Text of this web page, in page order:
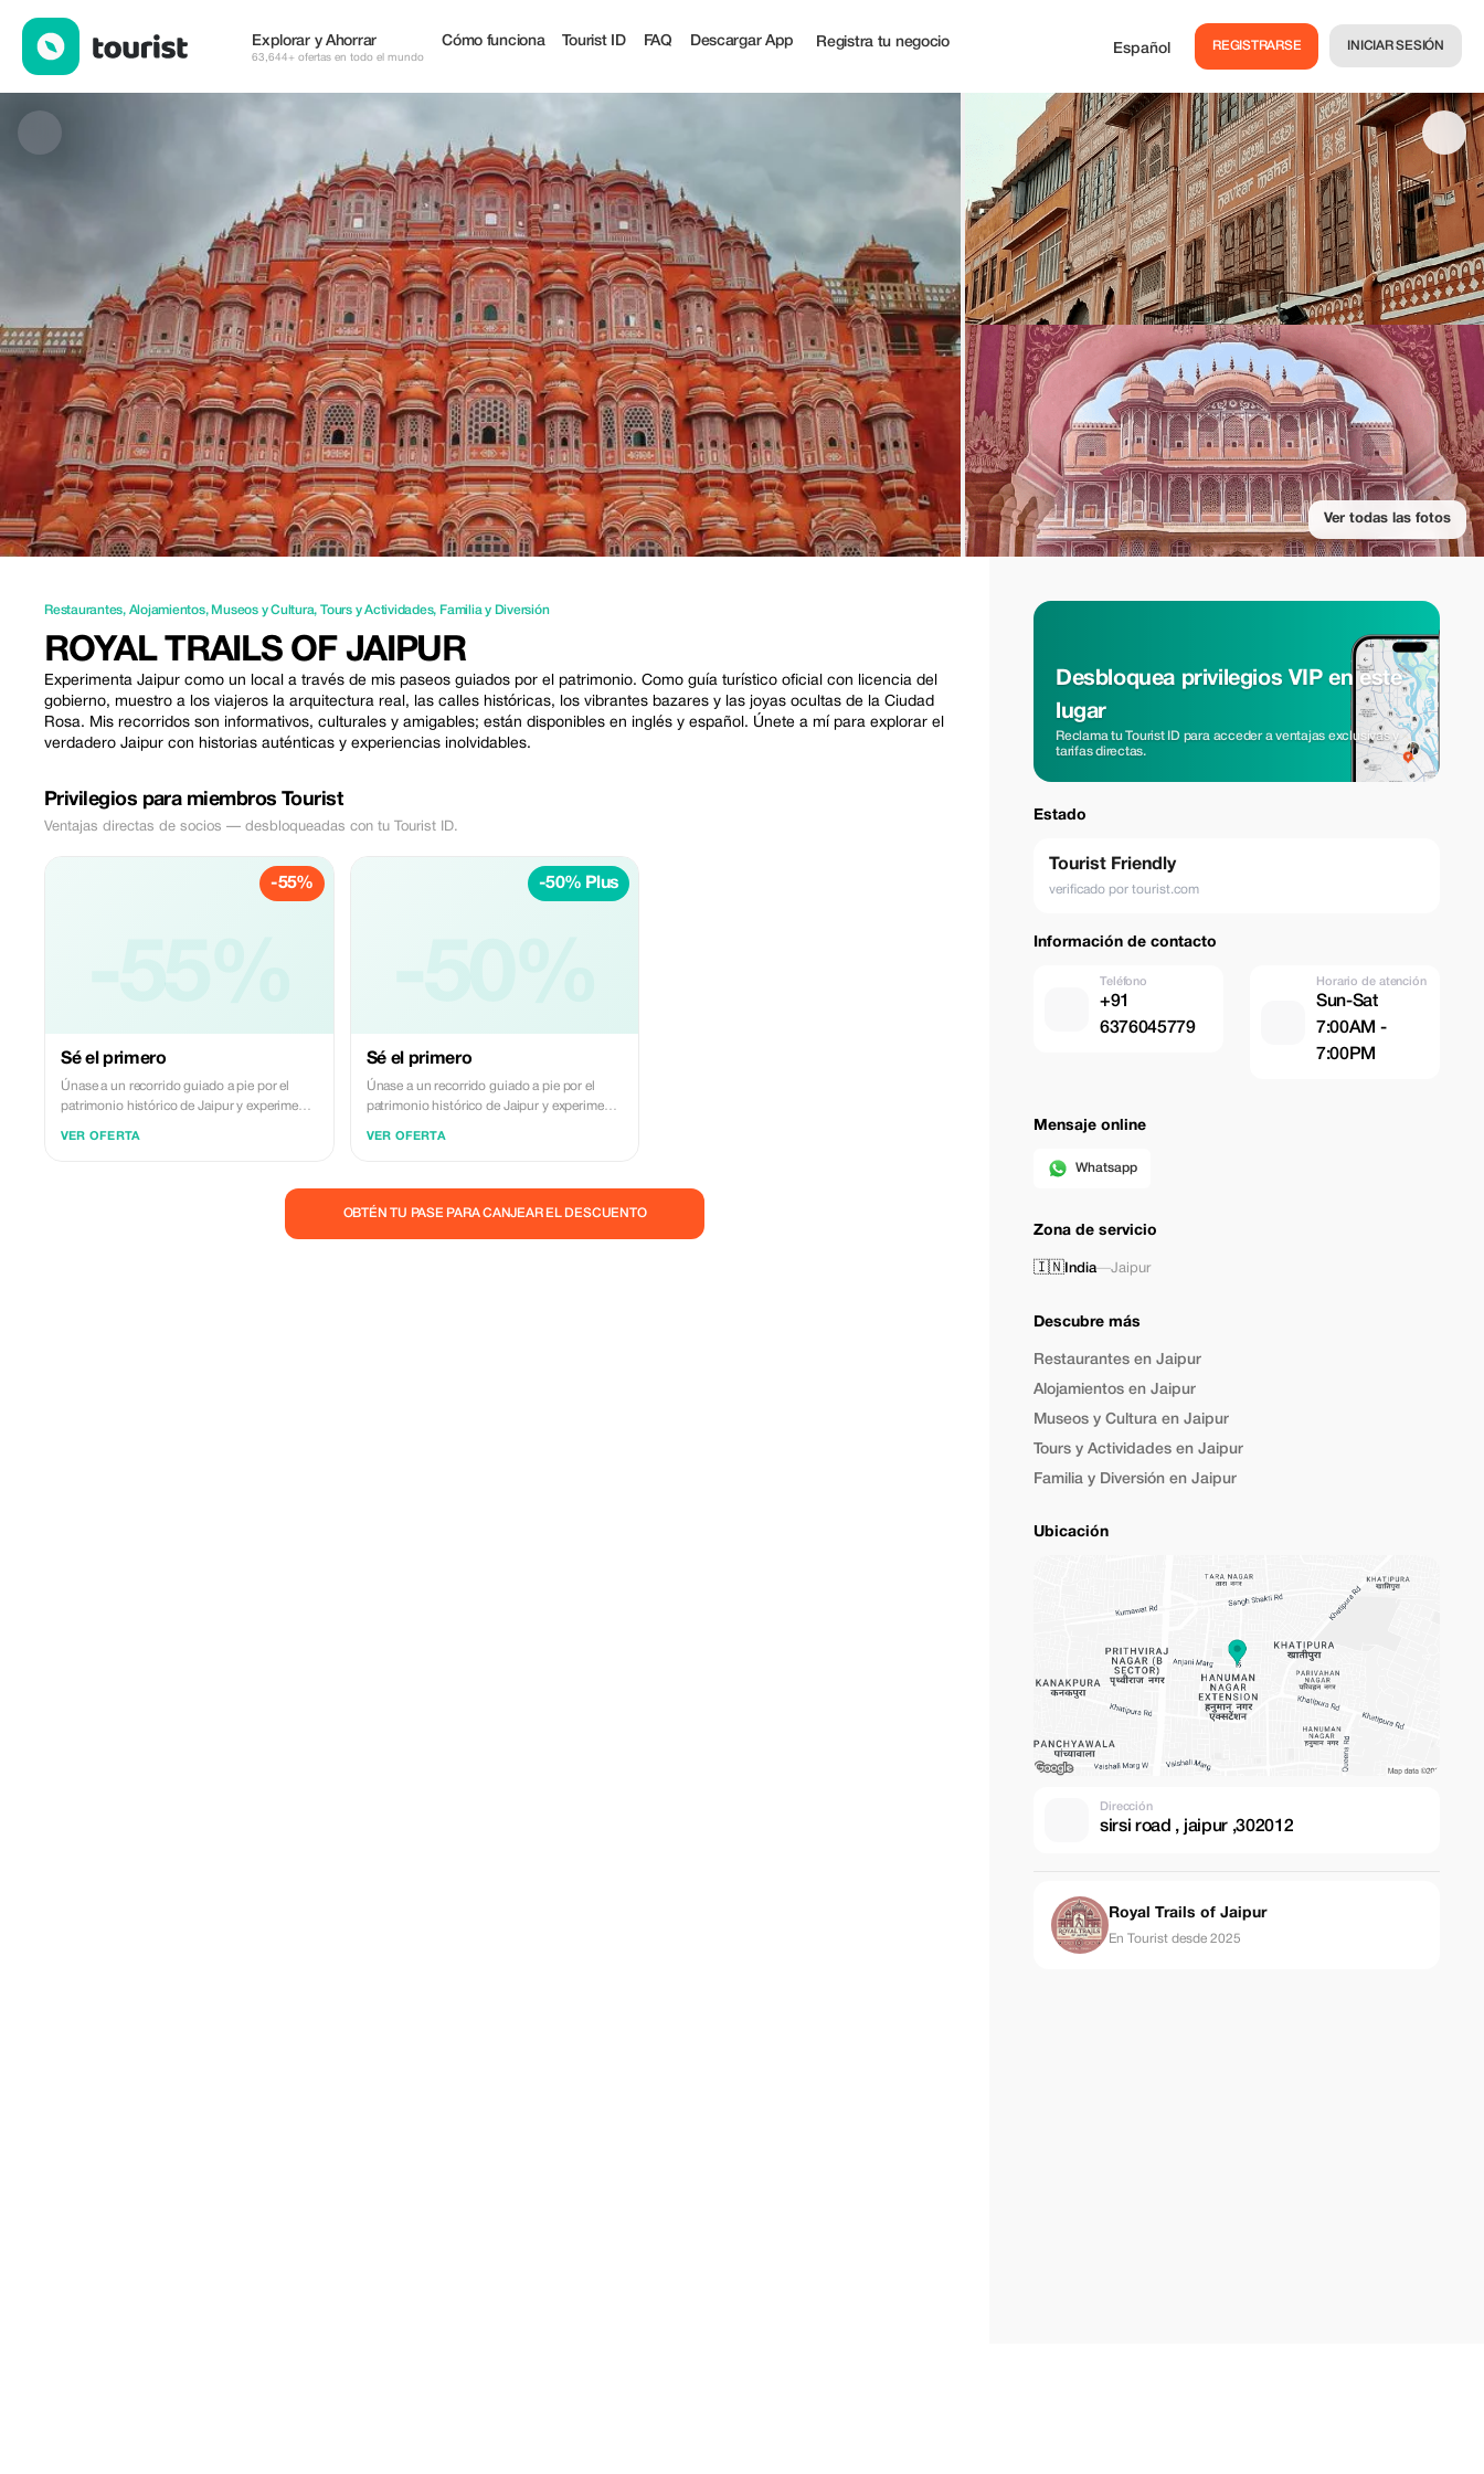
Explorar y Ahorrar
63,644+ ofertas en todo el mundo
Cómo funciona Tourist ID FAQ Descargar App Registra tu negocio Español REGISTRARSE INICIAR SESIÓN
Ver todas las fotos
Restaurantes, Alojamientos, Museos y Cultura,Tours y Actividades, Familia y Diversión
ROYAL TRAILS OF JAIPUR
Experimenta Jaipur como un local a través de mis paseos guiados por el patrimonio. Como guía turístico oficial con licencia del
gobierno, muestro a los viajeros la arquitectura real, las calles históricas, los vibrantes bazares y las joyas ocultas de la Ciudad
Rosa. Mis recorridos son informativos, culturales y amigables; están disponibles en inglés y español. Únete a mí para explorar el
verdadero Jaipur con historias auténticas y experiencias inolvidables.
Privilegios para miembros Tourist
Ventajas directas de socios — desbloqueadas con tu Tourist ID.
-55%
-55%
Sé el primero
Únase a un recorrido guiado a pie por el
patrimonio histórico de Jaipur y experimente
antiguos, pozos escalonados y vibrantes
VER OFERTA
-50% Plus
Sé el primero
Únase a un recorrido guiado a pie por el
patrimonio histórico de Jaipur y experimente
visitas a callejones escondidos, templos
VER OFERTA
OBTÉN TU PASE PARA CANJEAR EL DESCUENTO
Desbloquea privilegios VIP en este
lugar
Reclama tu Tourist ID para acceder a ventajas exclusivas y
tarifas directas.
Estado
Tourist Friendly
verificado por tourist.com
Información de contacto
Teléfono
+91
6376045779
Horario de atención
Sun-Sat
7:00AM -
7:00PM
Mensaje online
Whatsapp
Zona de servicio
🇮🇳 India—Jaipur
Descubre más
Restaurantes en Jaipur
Alojamientos en Jaipur
Museos y Cultura en Jaipur
Tours y Actividades en Jaipur
Familia y Diversión en Jaipur
Ubicación
Dirección
sirsi road , jaipur ,302012
Royal Trails of Jaipur
En Tourist desde 2025